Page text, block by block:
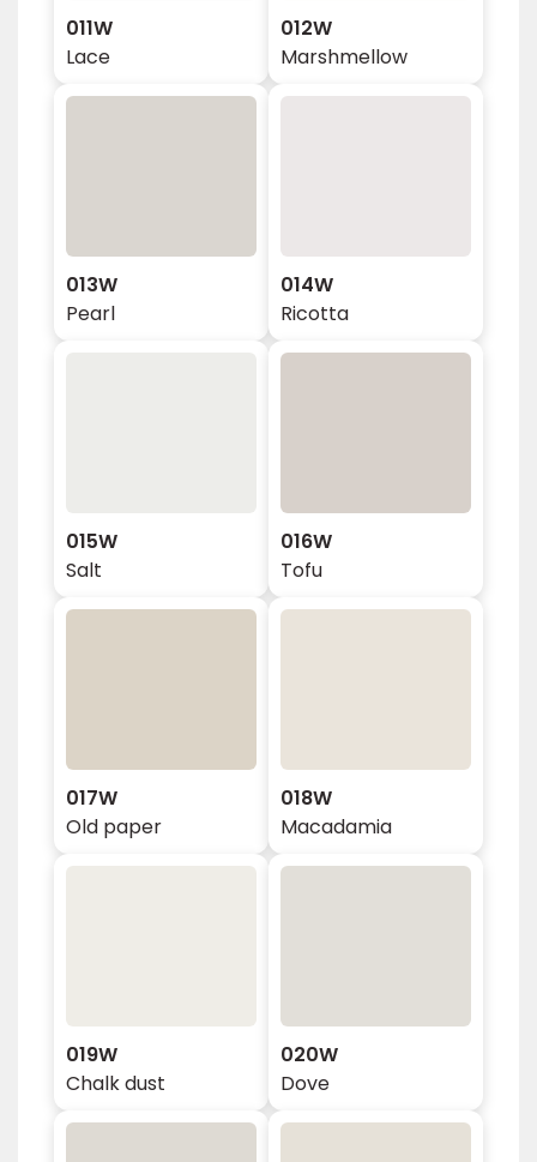
011W
Lace
012W
Marshmellow
013W
Pearl
014W
Ricotta
015W
Salt
016W
Tofu
017W
Old paper
018W
Macadamia
019W
Chalk dust
020W
Dove